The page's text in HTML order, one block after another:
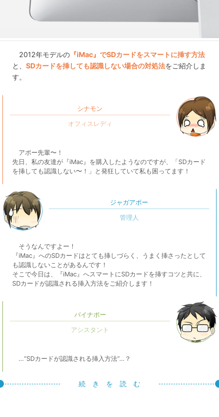
2012年モデルの 『iMac』でSDカードをスマートに挿す方法
と、 SDカードを挿しても認識しない場合の対処法をご紹介しま
す。
シナモン
アポー先輩〜！
先日、私の友達が『iMac』を購入したようなのですが、「SDカード
を挿しても認識しない〜！」と発狂していて私も困ってます！
ジャガアポー
そうなんですよー！
『iMac』へのSDカードはとても挿しづらく、うまく挿さったとして
も認識しないことがあるんです！
そこで今日は、『iMac』へスマートにSDカードを挿すコツと共に、
SDカードが認識される挿入方法をご紹介します！
パイナポー
…“SDカードが認識される挿入方法”…？
続 き を 読 む